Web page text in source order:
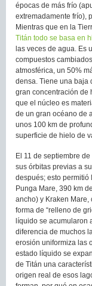
épocas de más frío
extremadamente frío),
Mientras que en la
Titán todo se basa en
las veces de agua. Es
compuestos
atmosférica, un 50%
densa. Tiene una baja
gran concentración de
que el núcleo es
de un gran océano de
unos 100 km de
superficie de hielo de
El 11 de septiembre
sus órbitas previas a
después; esto
Punga Mare, 390 km
ancho) y Kraken Mare,
forma de “relleno de
líquido se acumularon
diferencia de muchos
erosión uniformiza las
estado líquido se
de Titán una
origen real de esos